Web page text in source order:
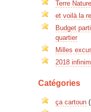
Terre
et voilà la
Budget
quartier
Milles
2018
Catégories
ça cartoun